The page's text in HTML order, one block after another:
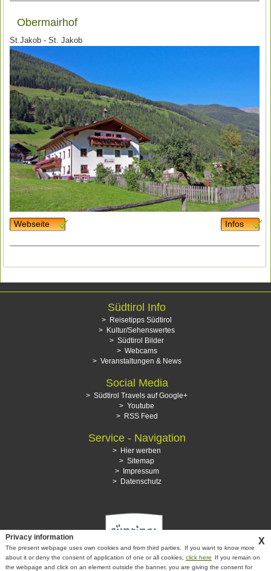
Obermairhof
St.Jakob - St. Jakob
Webseite Infos
Südtirol Info
Reisetipps Südtirol
Kultur/Sehenswertes
Südtirol Bilder
Webcams
Veranstaltungen & News
Social Media
Südtirol Travels auf Google+
Youtube
RSS Feed
Service - Navigation
Hier werben
Sitemap
Impressum
Datenschutz
Privacy information
The present webpage uses own cookies and from third parties.
If you want to know more
about it or deny the consent of application of one or all cookies, click here
If you remain on
the webpage and click on an element outside the banner, you are giving the consent for
X